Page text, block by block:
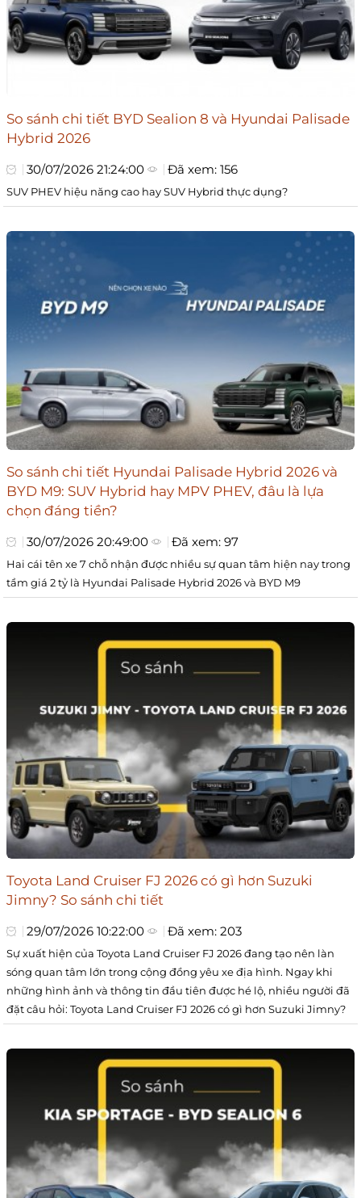
So sánh chi tiết BYD Sealion 8 và Hyundai Palisade
Hybrid 2026
30/07/2026 21:24:00 Đã xem: 156
SUV PHEV hiệu năng cao hay SUV Hybrid thực dụng?
So sánh chi tiết Hyundai Palisade Hybrid 2026 và
BYD M9: SUV Hybrid hay MPV PHEV, đâu là lựa
chọn đáng tiền?
30/07/2026 20:49:00 Đã xem: 97
Hai cái tên xe 7 chỗ nhận được nhiều sự quan tâm hiện nay trong
tầm giá 2 tỷ là Hyundai Palisade Hybrid 2026 và BYD M9
Toyota Land Cruiser FJ 2026 có gì hơn Suzuki
Jimny? So sánh chi tiết
29/07/2026 10:22:00 Đã xem: 203
Sự xuất hiện của Toyota Land Cruiser FJ 2026 đang tạo nên làn
sóng quan tâm lớn trong cộng đồng yêu xe địa hình. Ngay khi
những hình ảnh và thông tin đầu tiên được hé lộ, nhiều người đã
đặt câu hỏi: Toyota Land Cruiser FJ 2026 có gì hơn Suzuki Jimny?